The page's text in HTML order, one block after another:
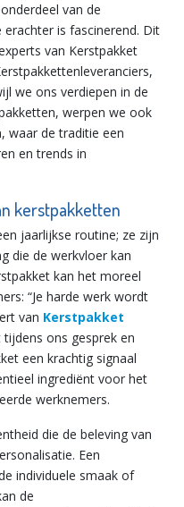
van de
is fascinerend. Dit
van Kerstpakket
we ons verdiepen in de
werpen we ook
waar de traditie een
en trends in
kerstpakketten
jaarlijkse routine; ze zijn
die de werkvloer kan
kan het moreel
“Je harde werk wordt
van Kerstpakket
ons gesprek en
een krachtig signaal
ingrediënt voor het
werknemers.
die de beleving van
Een
individuele smaak of
de